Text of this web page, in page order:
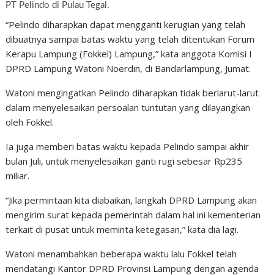
PT Pelindo di Pulau Tegal.
“Pelindo diharapkan dapat mengganti kerugian yang telah
dibuatnya sampai batas waktu yang telah ditentukan Forum
Kerapu Lampung (Fokkel) Lampung,” kata anggota Komisi I
DPRD Lampung Watoni Noerdin, di Bandarlampung, Jumat.
Watoni mengingatkan Pelindo diharapkan tidak berlarut-larut
dalam menyelesaikan persoalan tuntutan yang dilayangkan
oleh Fokkel.
Ia juga memberi batas waktu kepada Pelindo sampai akhir
bulan Juli, untuk menyelesaikan ganti rugi sebesar Rp235
miliar.
“Jika permintaan kita diabaikan, langkah DPRD Lampung akan
mengirim surat kepada pemerintah dalam hal ini kementerian
terkait di pusat untuk meminta ketegasan,” kata dia lagi.
Watoni menambahkan beberapa waktu lalu Fokkel telah
mendatangi Kantor DPRD Provinsi Lampung dengan agenda